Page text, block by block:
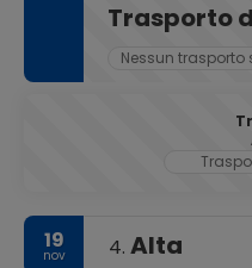
Trasporto
Nessun trasporto
19
nov 4. Alta